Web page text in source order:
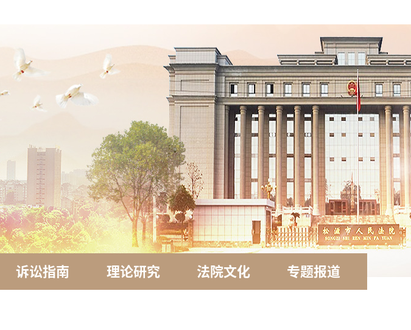
诉讼指南 理论研究 法院文化 专题报道